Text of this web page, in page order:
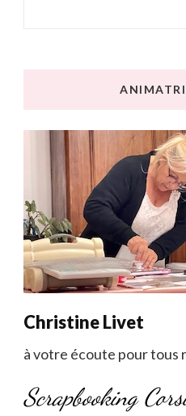
Christine Livet
à votre écoute pour tous
Scrapbooking